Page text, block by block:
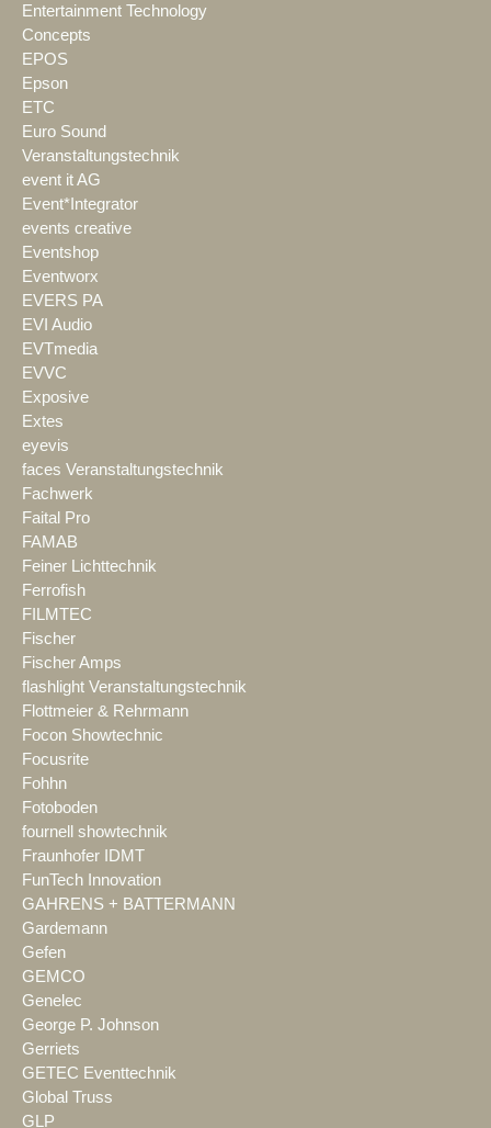
Entertainment Technology
Concepts
EPOS
Epson
ETC
Euro Sound
Veranstaltungstechnik
event it AG
Event*Integrator
events creative
Eventshop
Eventworx
EVERS PA
EVI Audio
EVTmedia
EVVC
Exposive
Extes
eyevis
faces Veranstaltungstechnik
Fachwerk
Faital Pro
FAMAB
Feiner Lichttechnik
Ferrofish
FILMTEC
Fischer
Fischer Amps
flashlight Veranstaltungstechnik
Flottmeier & Rehrmann
Focon Showtechnic
Focusrite
Fohhn
Fotoboden
fournell showtechnik
Fraunhofer IDMT
FunTech Innovation
GAHRENS + BATTERMANN
Gardemann
Gefen
GEMCO
Genelec
George P. Johnson
Gerriets
GETEC Eventtechnik
Global Truss
GLP